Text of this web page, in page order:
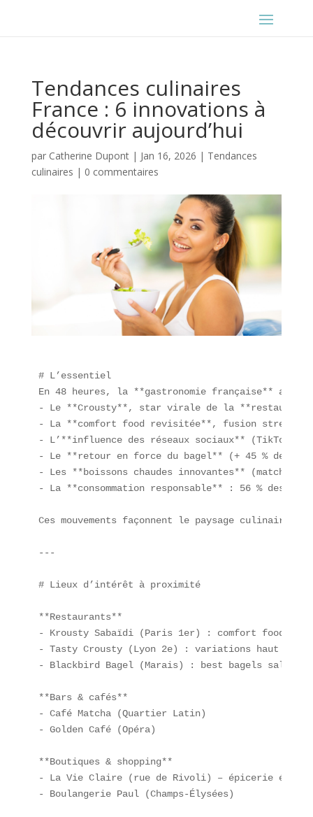
Tendances culinaires
France : 6 innovations à
découvrir aujourd’hui
par Catherine Dupont| Jan 16, 2026 | Tendances
culinaires | 0 commentaires
# L’essentiel
En 48 heures, la **gastronomie française** a
- Le **Crousty**, star virale de la
- La **comfort food revisitée**, fusion street
- L’**influence des réseaux sociaux** (TikTok,
- Le **retour en force du bagel** (+ 45 % de
- Les **boissons chaudes innovantes**
- La **consommation responsable** : 56 % des
Ces mouvements façonnent le paysage
---
# Lieux d’intérêt à proximité
**Restaurants**
- Krousty Sabaïdi (Paris 1er) : comfort food
- Tasty Crousty (Lyon 2e) : variations haut de
- Blackbird Bagel (Marais) : best bagels salés
**Bars & cafés**
- Café Matcha (Quartier Latin)
- Golden Café (Opéra)
**Boutiques & shopping**
- La Vie Claire (rue de Rivoli) – épicerie éco-
- Boulangerie Paul (Champs-Élysées)